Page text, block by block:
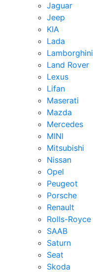
Jaguar
Jeep
KIA
Lada
Lamborghini
Land Rover
Lexus
Lifan
Maserati
Mazda
Mercedes
MINI
Mitsubishi
Nissan
Opel
Peugeot
Porsche
Renault
Rolls-Royce
SAAB
Saturn
Seat
Skoda